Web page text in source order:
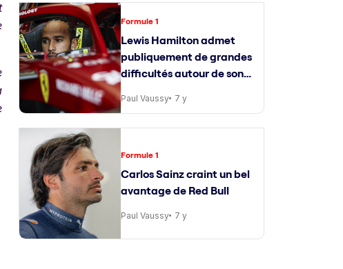
Formule 1
Lewis Hamilton admet
publiquement de grandes
difficultés autour de son
ingénieur de course
Paul Vaussy 7 y
Formule 1
Carlos Sainz craint un bel
avantage de Red Bull
Paul Vaussy 7 y